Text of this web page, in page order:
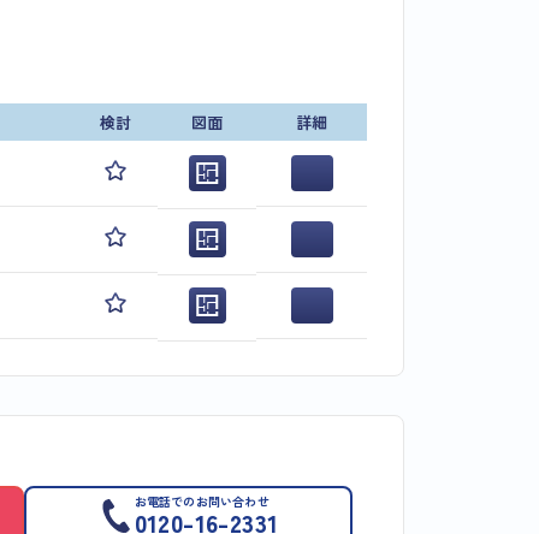
検討 図面 詳細
お電話でのお問い合わせ
0120-16-2331